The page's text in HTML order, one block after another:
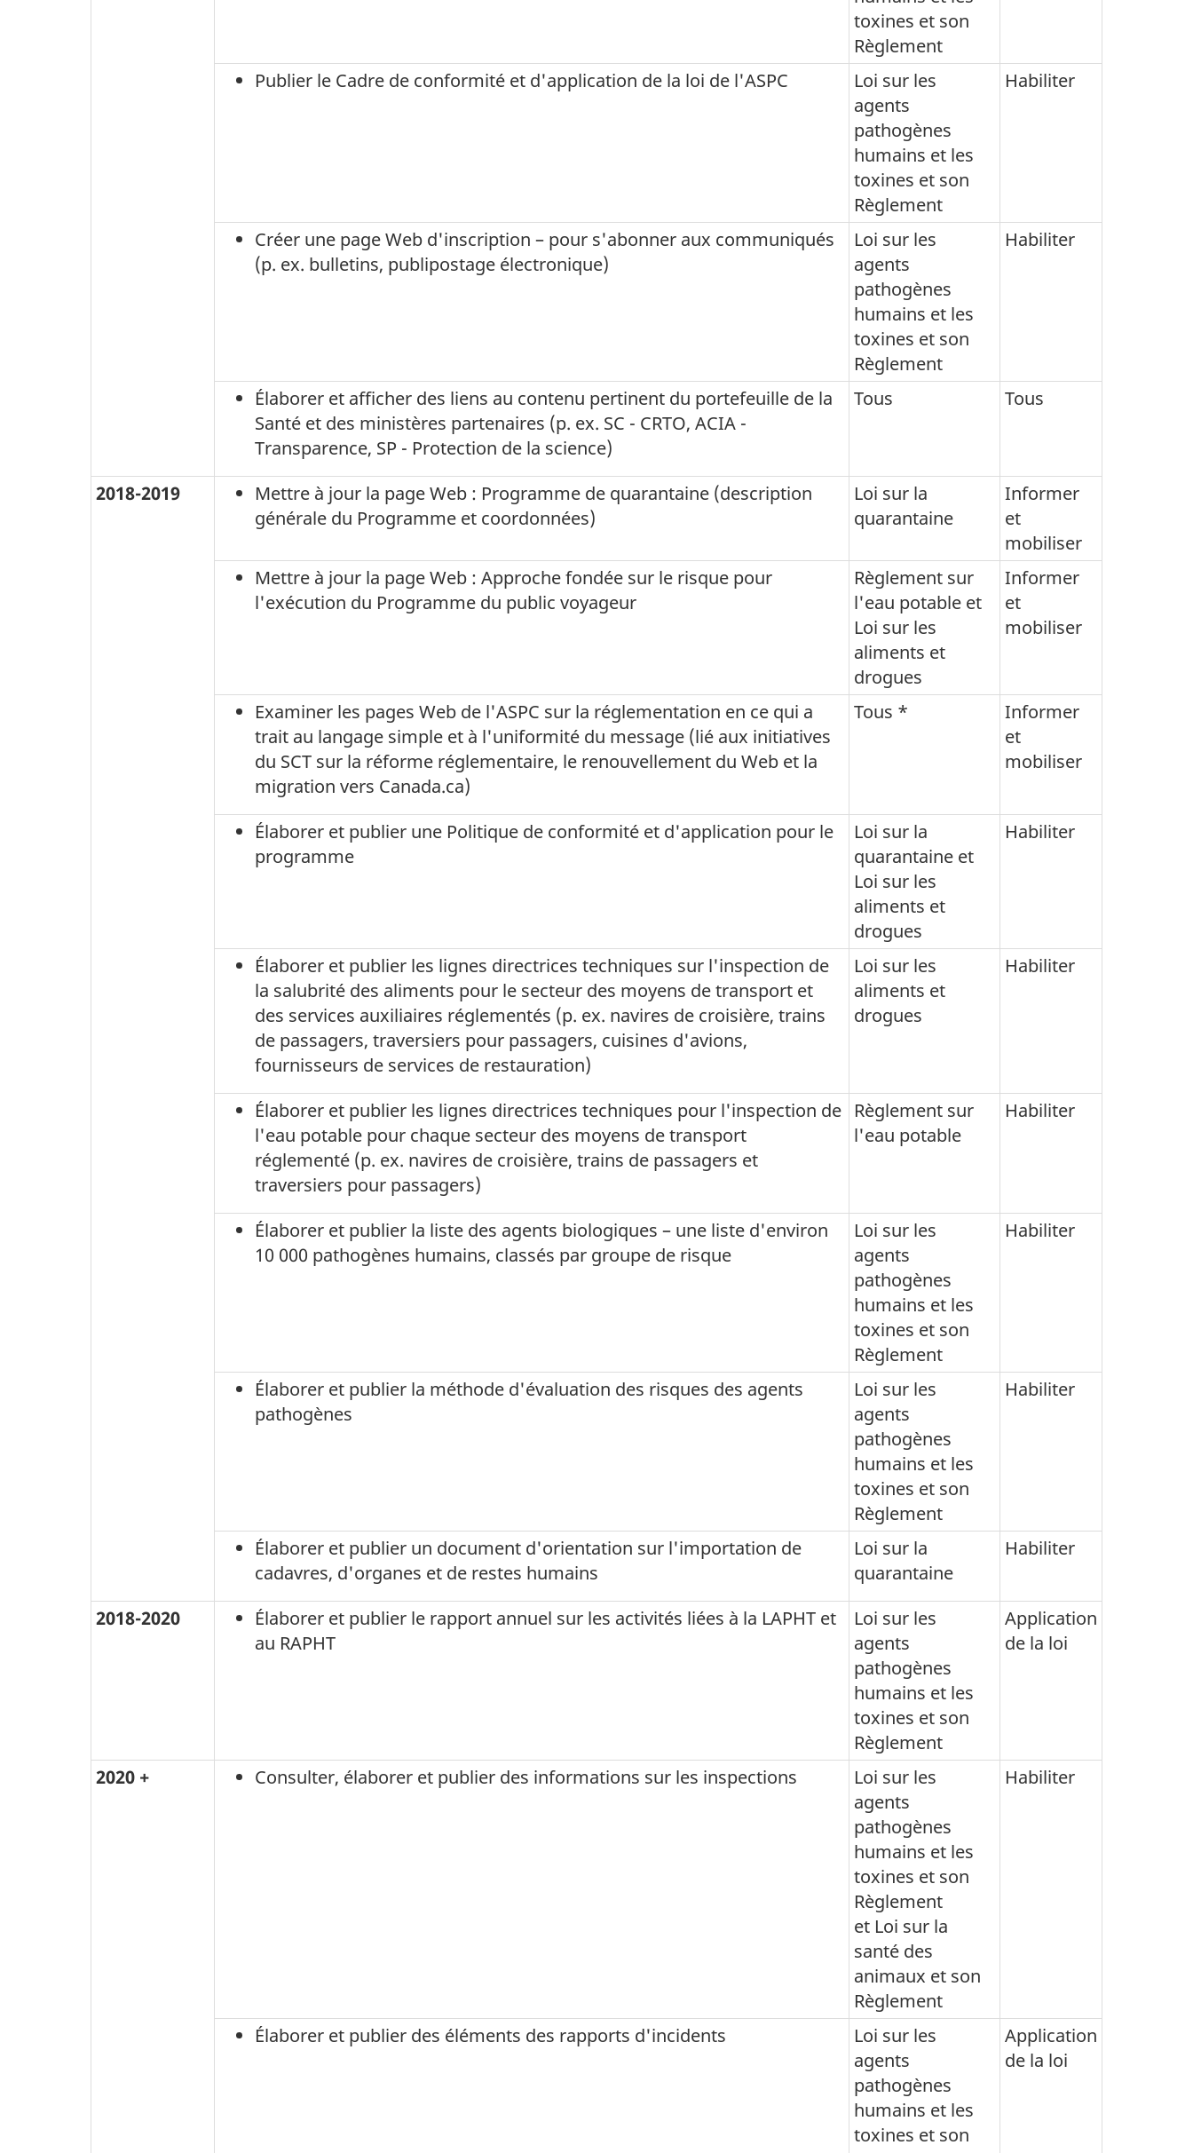
toxines et son
Règlement
Publier le Cadre de conformité et d'application de la loi de l'ASPC
Loi sur les
agents
pathogènes
humains et les
toxines et son
Règlement
Habiliter
Créer une page Web d'inscription – pour s'abonner aux communiqués
(p. ex. bulletins, publipostage électronique)
Loi sur les
agents
pathogènes
humains et les
toxines et son
Règlement
Habiliter
Élaborer et afficher des liens au contenu pertinent du portefeuille de la
Santé et des ministères partenaires (p. ex. SC - CRTO, ACIA -
Transparence, SP - Protection de la science)
Tous Tous
2018-2019
Mettre à jour la page Web : Programme de quarantaine (description
générale du Programme et coordonnées)
Loi sur la
quarantaine
Informer
et
mobiliser
Mettre à jour la page Web : Approche fondée sur le risque pour
l'exécution du Programme du public voyageur
Règlement sur
l'eau potable et
Loi sur les
aliments et
drogues
Informer
et
mobiliser
Examiner les pages Web de l'ASPC sur la réglementation en ce qui a
trait au langage simple et à l'uniformité du message (lié aux initiatives
du SCT sur la réforme réglementaire, le renouvellement du Web et la
migration vers Canada.ca)
Tous *
Informer
et
mobiliser
Élaborer et publier une Politique de conformité et d'application pour le
programme
Loi sur la
quarantaine et
Loi sur les
aliments et
drogues
Habiliter
Élaborer et publier les lignes directrices techniques sur l'inspection de
la salubrité des aliments pour le secteur des moyens de transport et
des services auxiliaires réglementés (p. ex. navires de croisière, trains
de passagers, traversiers pour passagers, cuisines d'avions,
fournisseurs de services de restauration)
Loi sur les
aliments et
drogues
Habiliter
Élaborer et publier les lignes directrices techniques pour l'inspection de
l'eau potable pour chaque secteur des moyens de transport
réglementé (p. ex. navires de croisière, trains de passagers et
traversiers pour passagers)
Règlement sur
l'eau potable
Habiliter
Élaborer et publier la liste des agents biologiques – une liste d'environ
10 000 pathogènes humains, classés par groupe de risque
Loi sur les
agents
pathogènes
humains et les
toxines et son
Règlement
Habiliter
Élaborer et publier la méthode d'évaluation des risques des agents
pathogènes
Loi sur les
agents
pathogènes
humains et les
toxines et son
Règlement
Habiliter
Élaborer et publier un document d'orientation sur l'importation de
cadavres, d'organes et de restes humains
Loi sur la
quarantaine
Habiliter
2018-2020
Élaborer et publier le rapport annuel sur les activités liées à la LAPHT et
au RAPHT
Loi sur les
agents
pathogènes
humains et les
toxines et son
Règlement
Application
de la loi
2020 + Consulter, élaborer et publier des informations sur les inspections
Loi sur les
agents
pathogènes
humains et les
toxines et son
Règlement
et Loi sur la
santé des
animaux et son
Règlement
Habiliter
Élaborer et publier des éléments des rapports d'incidents
Loi sur les
agents
pathogènes
humains et les
toxines et son
Application
de la loi